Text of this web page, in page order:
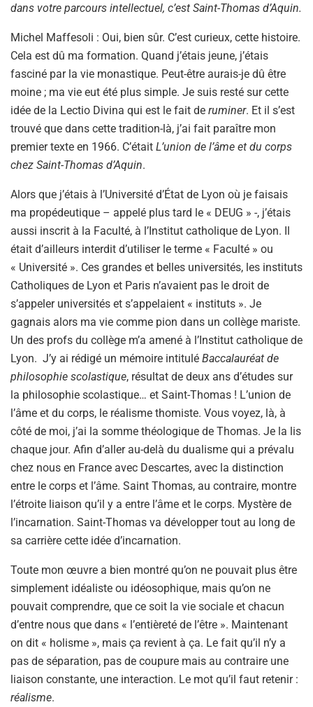
dans votre parcours intellectuel, c’est Saint-Thomas d’Aquin.
Michel Maffesoli : Oui, bien sûr. C’est curieux, cette histoire.
Cela est dû ma formation. Quand j’étais jeune, j’étais
fasciné par la vie monastique. Peut-être aurais-je dû être
moine ; ma vie eut été plus simple. Je suis resté sur cette
idée de la Lectio Divina qui est le fait de ruminer. Et il s’est
trouvé que dans cette tradition-là, j’ai fait paraître mon
premier texte en 1966. C’était L’union de l’âme et du corps
chez Saint-Thomas d’Aquin.
Alors que j’étais à l’Université d’État de Lyon où je faisais
ma propédeutique – appelé plus tard le « DEUG » -, j’étais
aussi inscrit à la Faculté, à l’Institut catholique de Lyon. Il
était d’ailleurs interdit d’utiliser le terme « Faculté » ou
« Université ». Ces grandes et belles universités, les instituts
Catholiques de Lyon et Paris n’avaient pas le droit de
s’appeler universités et s’appelaient « instituts ». Je
gagnais alors ma vie comme pion dans un collège mariste.
Un des profs du collège m’a amené à l’Institut catholique de
Lyon. J’y ai rédigé un mémoire intitulé Baccalauréat de
philosophie scolastique, résultat de deux ans d’études sur
la philosophie scolastique… et Saint-Thomas ! L’union de
l’âme et du corps, le réalisme thomiste. Vous voyez, là, à
côté de moi, j’ai la somme théologique de Thomas. Je la lis
chaque jour. Afin d’aller au-delà du dualisme qui a prévalu
chez nous en France avec Descartes, avec la distinction
entre le corps et l’âme. Saint Thomas, au contraire, montre
l’étroite liaison qu’il y a entre l’âme et le corps. Mystère de
l’incarnation. Saint-Thomas va développer tout au long de
sa carrière cette idée d’incarnation.
Toute mon œuvre a bien montré qu’on ne pouvait plus être
simplement idéaliste ou idéosophique, mais qu’on ne
pouvait comprendre, que ce soit la vie sociale et chacun
d’entre nous que dans « l’entièreté de l’être ». Maintenant
on dit « holisme », mais ça revient à ça. Le fait qu’il n’y a
pas de séparation, pas de coupure mais au contraire une
liaison constante, une interaction. Le mot qu’il faut retenir :
réalisme.